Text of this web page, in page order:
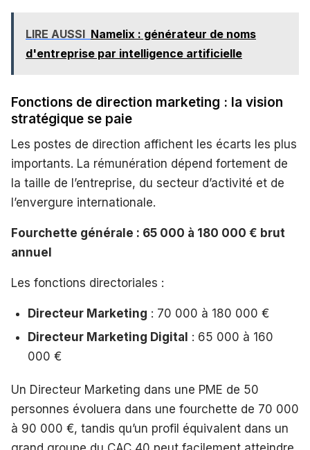
LIRE AUSSI Namelix : générateur de noms
d'entreprise par intelligence artificielle
Fonctions de direction marketing : la vision
stratégique se paie
Les postes de direction affichent les écarts les plus
importants. La rémunération dépend fortement de
la taille de l’entreprise, du secteur d’activité et de
l’envergure internationale.
Fourchette générale : 65 000 à 180 000 € brut
annuel
Les fonctions directoriales :
Directeur Marketing : 70 000 à 180 000 €
Directeur Marketing Digital : 65 000 à 160
000 €
Un Directeur Marketing dans une PME de 50
personnes évoluera dans une fourchette de 70 000
à 90 000 €, tandis qu’un profil équivalent dans un